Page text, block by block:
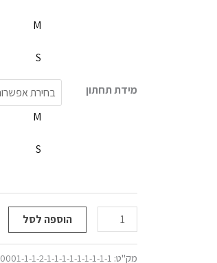
M
S
מידת תחתון
M
S
הוספה לסל
מק"ט: 0001-1-1-2-1-1-1-1-1-1-1-1-1